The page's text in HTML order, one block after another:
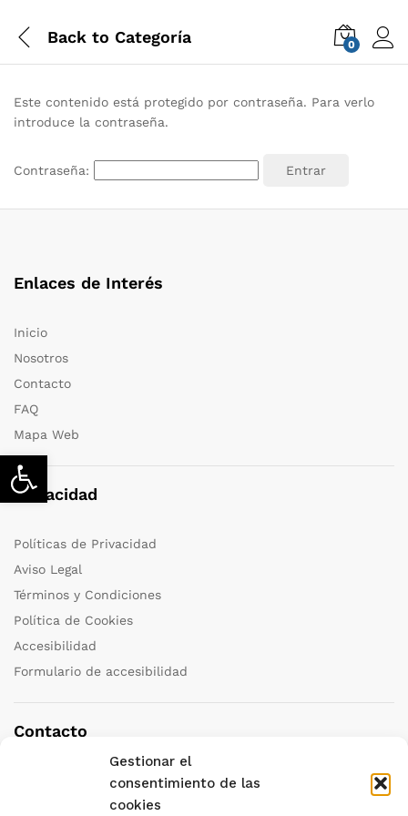
Abrir barra de herramientas
Gestionar el
consentimiento de las
cookies
Back to Categoría 0
Este contenido está protegido por contraseña. Para verlo
introduce la contraseña.
Contraseña:
Enlaces de Interés
Inicio
Nosotros
Contacto
FAQ
Mapa Web
Privacidad
Políticas de Privacidad
Aviso Legal
Términos y Condiciones
Política de Cookies
Accesibilidad
Formulario de accesibilidad
Contacto
+34 958 251 111
granada@katedraviajes.com